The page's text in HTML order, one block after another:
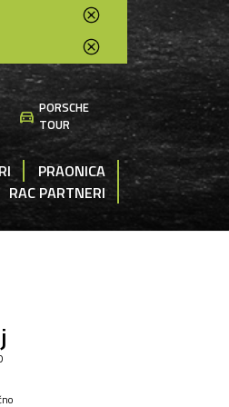
directions_car PORSCHE
TOUR
PRAONICA
RAC PARTNERI